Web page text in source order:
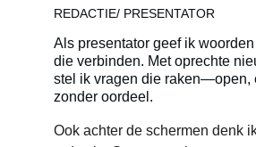
REDACTIE/ PRESENTATOR
Als presentator geef ik
die verbinden. Met oprechte
stel ik vragen die raken—open,
zonder oordeel.
Ook achter de schermen denk